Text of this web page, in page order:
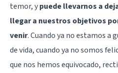
temor, ypuede llevarnos a
llegar a nuestros objetivos
venir. Cuando ya no estamos a
de vida, cuando ya no somos
que nos hemos equivocado,